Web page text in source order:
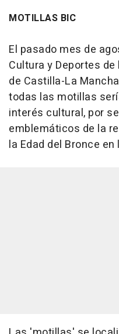
MOTILLAS BIC
El pasado mes de
Cultura y Deportes
de Castilla-La
todas las motillas
interés cultural, por
emblemáticos de la
la Edad del Bronce